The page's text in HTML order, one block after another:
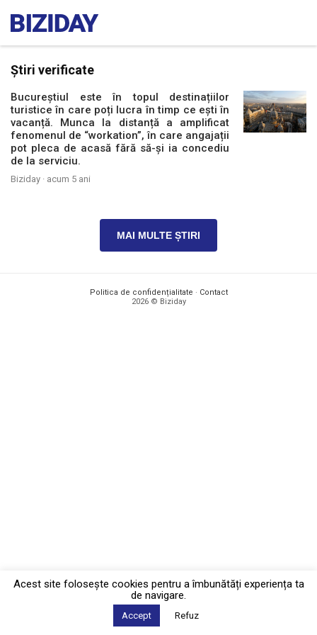
Știri verificate
Bucureștiul este în topul destinațiilor
turistice în care poți lucra în timp ce ești în
vacanță. Munca la distanță a amplificat
fenomenul de “workation”, în care angajații
pot pleca de acasă fără să-și ia concediu
de la serviciu.
Biziday · acum 5 ani
MAI MULTE ȘTIRI
Politica de confidențialitate · Contact
2026 © Biziday
Acest site foloseşte cookies pentru a îmbunătăți experiența ta
de navigare.
Accept Refuz